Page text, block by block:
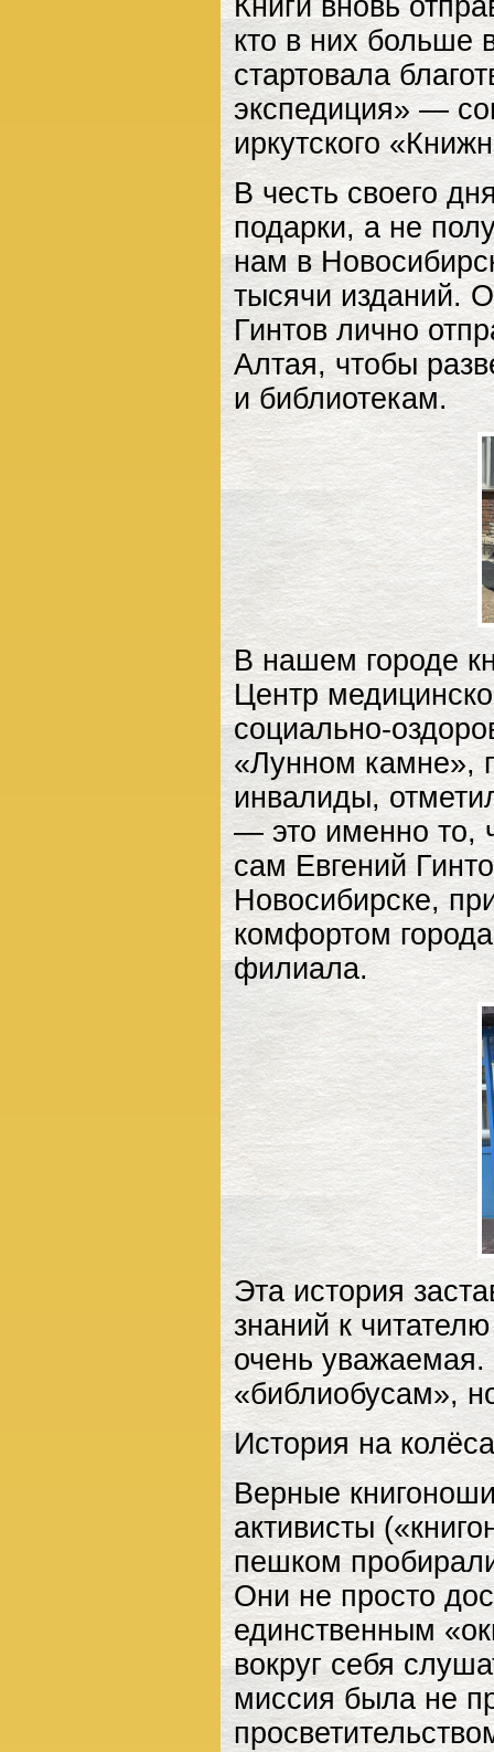
кто в них больше
стартовала
экспедиция» —
иркутского
В честь своего
подарки, а не
нам в
тысячи изданий.
Гинтов лично
Алтая, чтобы
и библиотекам.
В нашем городе
Центр
социально-
«Лунном камне»,
инвалиды,
— это именно то,
сам Евгений
Новосибирске,
комфортом
филиала.
Эта история
знаний к
очень
«библиобусам»,
История на
Верные
активисты
пешком
Они не просто
единственным
вокруг себя
миссия была не